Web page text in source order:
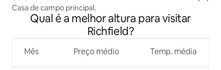
Casa de campo principal.
Qual é a melhor altura para visitar
Richfield?
Mês Preço médio Temp. média